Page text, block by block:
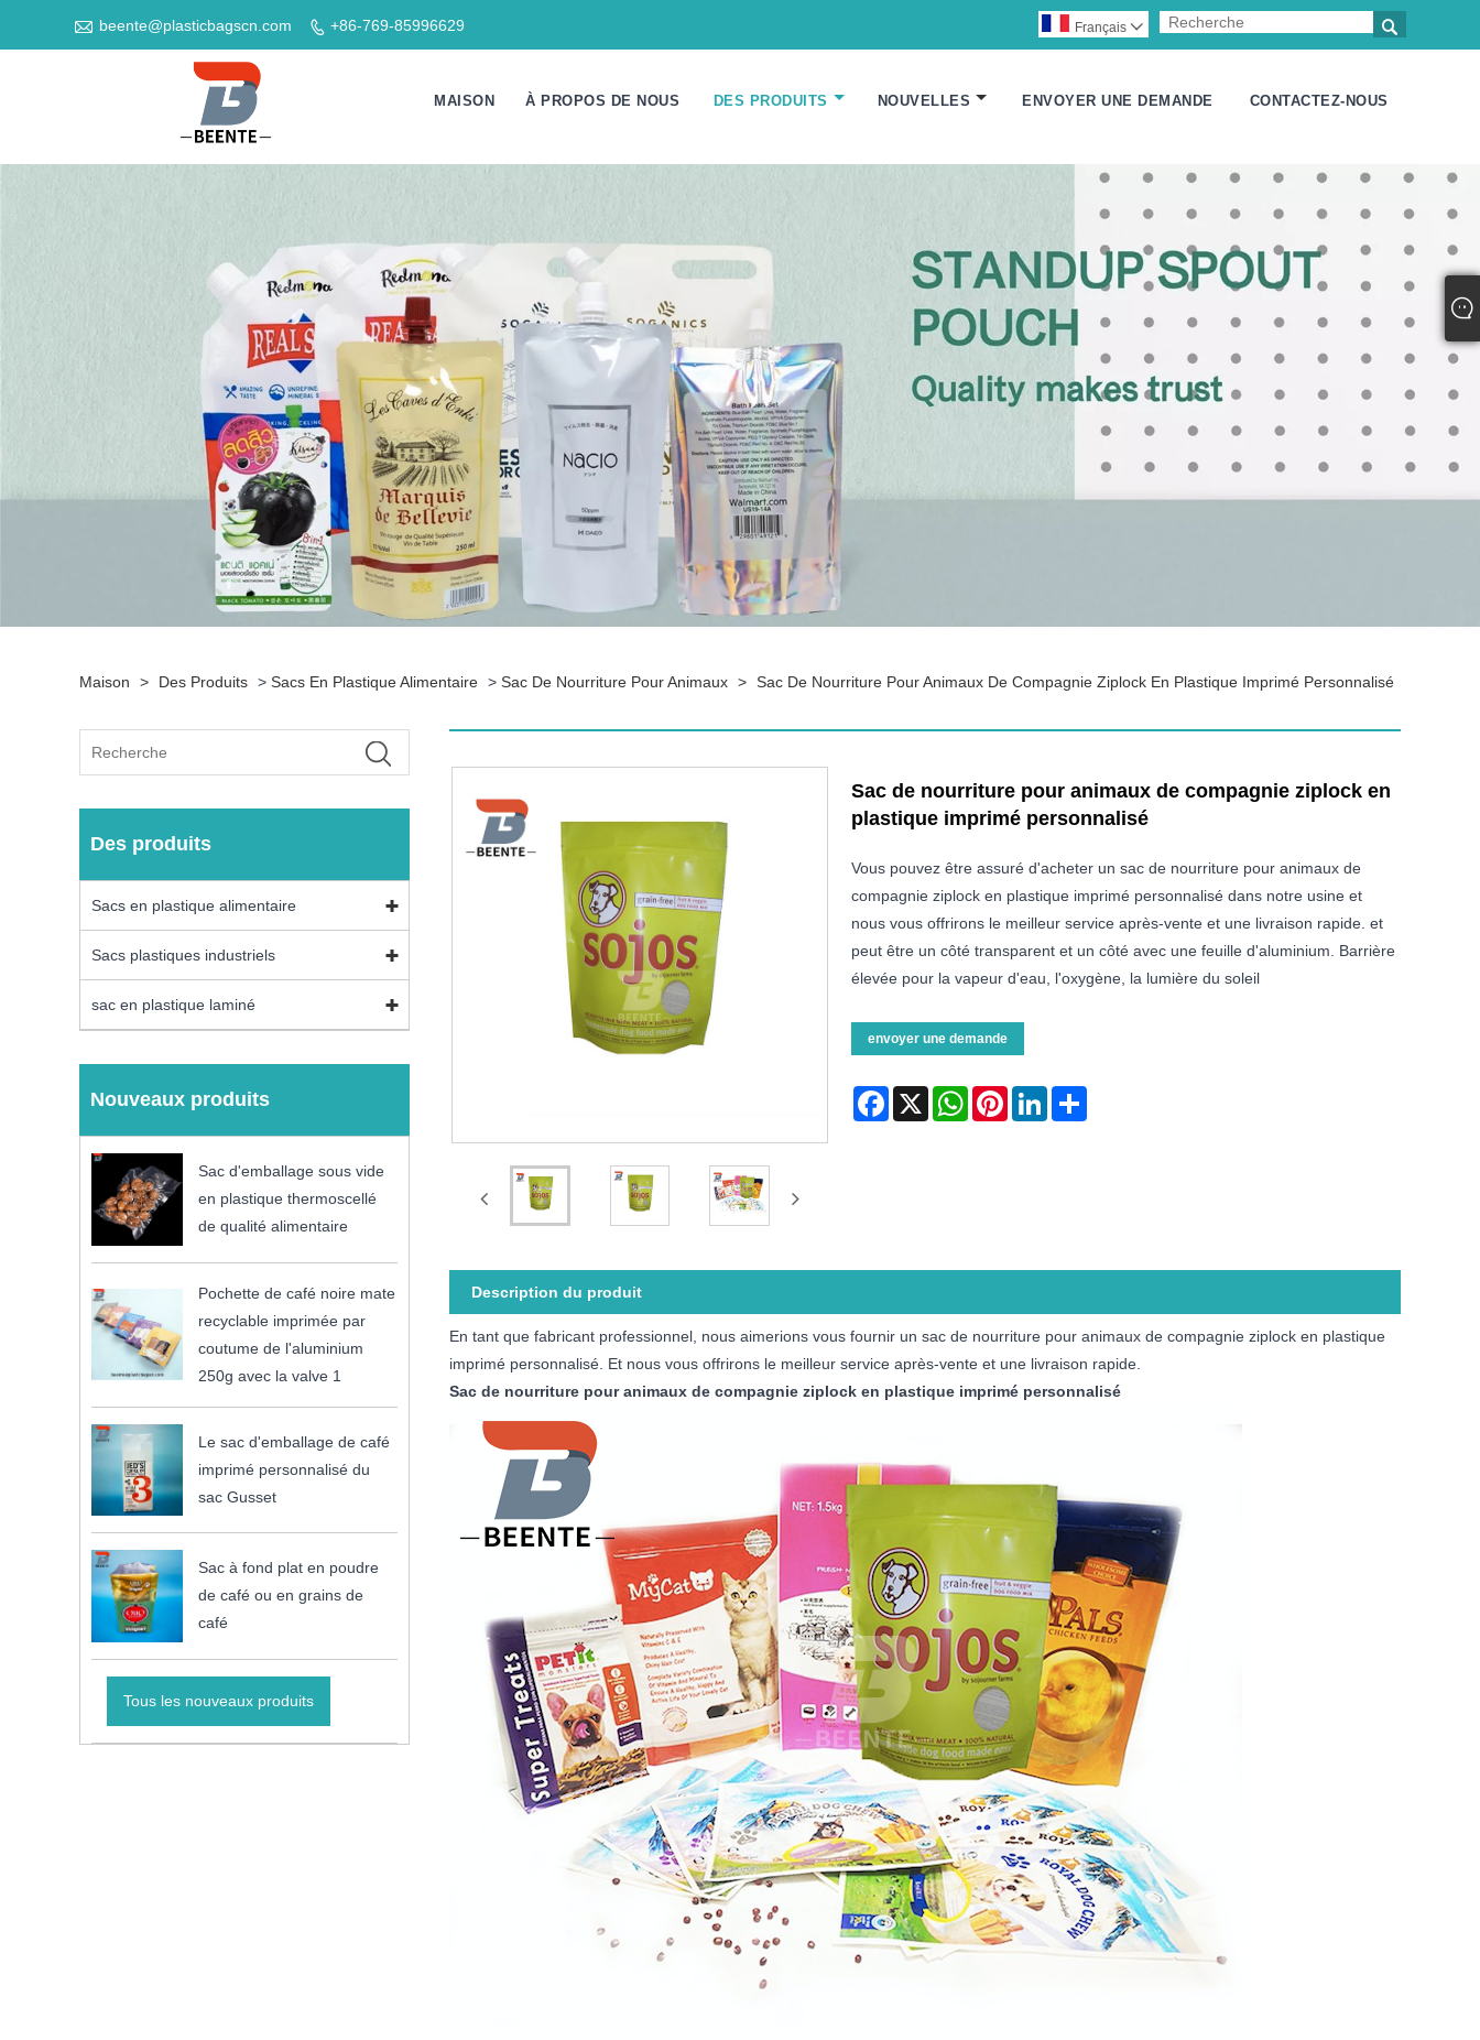
 beente@plasticbagscn.com  +86-769-85996629 
Français 
MAISON À PROPOS DE NOUS DES PRODUITS NOUVELLES ENVOYER UNE DEMANDE CONTACTEZ-NOUS
Maison > Des Produits > Sacs En Plastique Alimentaire > Sac De Nourriture Pour Animaux > Sac De Nourriture Pour Animaux De Compagnie Ziplock En Plastique Imprimé Personnalisé
Des produits
Sacs en plastique alimentaire
Sacs plastiques industriels
sac en plastique laminé
Nouveaux produits
Sac d'emballage sous vide
en plastique thermoscellé
de qualité alimentaire
Pochette de café noire mate
recyclable imprimée par
coutume de l'aluminium
250g avec la valve 1
Le sac d'emballage de café
imprimé personnalisé du
sac Gusset
Sac à fond plat en poudre
de café ou en grains de
café
Tous les nouveaux produits
Sac de nourriture pour animaux de compagnie ziplock en
plastique imprimé personnalisé
Vous pouvez être assuré d'acheter un sac de nourriture pour animaux de
compagnie ziplock en plastique imprimé personnalisé dans notre usine et
nous vous offrirons le meilleur service après-vente et une livraison rapide. et
peut être un côté transparent et un côté avec une feuille d'aluminium. Barrière
élevée pour la vapeur d'eau, l'oxygène, la lumière du soleil
envoyer une demande
Facebook
X WhatsAppPinterestLinkedInShare
Description du produit
En tant que fabricant professionnel, nous aimerions vous fournir un sac de nourriture pour animaux de compagnie ziplock en plastique
imprimé personnalisé. Et nous vous offrirons le meilleur service après-vente et une livraison rapide.
Sac de nourriture pour animaux de compagnie ziplock en plastique imprimé personnalisé